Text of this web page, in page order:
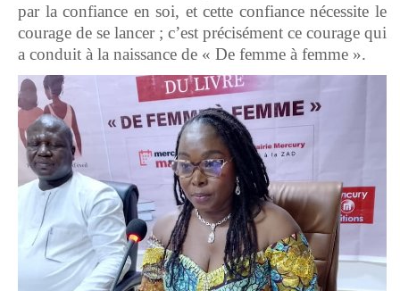
par la confiance en soi, et cette confiance nécessite le
courage de se lancer ; c’est précisément ce courage qui
a conduit à la naissance de « De femme à femme ».